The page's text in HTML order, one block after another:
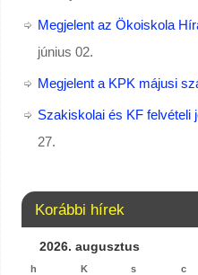
Megjelent az Ökoiskola
június 02.
Megjelent a KPK májusi
Szakiskolai és KF felvételi
27.
Korábbi hírek
2026. augusztus
h K s c